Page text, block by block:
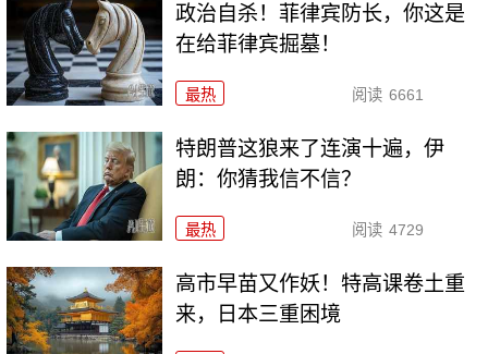
政治自杀！菲律宾防长，你这是
在给菲律宾掘墓！
最热 阅读 6661
特朗普这狼来了连演十遍，伊
朗：你猜我信不信？
最热 阅读 4729
高市早苗又作妖！特高课卷土重
来，日本三重困境